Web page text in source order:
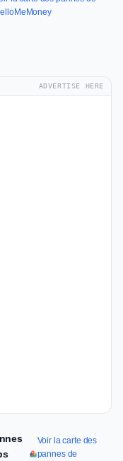
ADVERTISE HERE
Voir la carte des
pannes de